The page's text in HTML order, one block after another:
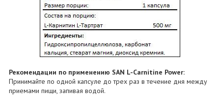
Рекомендации по применению SAN L-Carnitine Power:
Принимайте по одной капсуле до трех раз в течение дня между
приемами пищи, запивая водой.